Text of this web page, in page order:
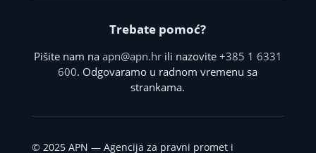
Trebate pomoć?
Pišite nam na apn@apn.hrili nazovite +385 1 6331
600. Odgovaramo u radnom vremenu sa
strankama.
© 2025APN — Agencija za pravni promet i